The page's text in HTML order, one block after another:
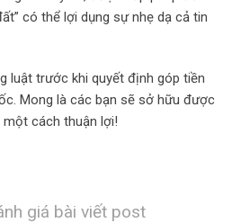
có thể lợi dụng sự nhẹ dạ cả tin
luật trước khi quyết định góp tiền
Mong là các bạn sẽ sở hữu được
cách thuận lợi!
giá bài viết post